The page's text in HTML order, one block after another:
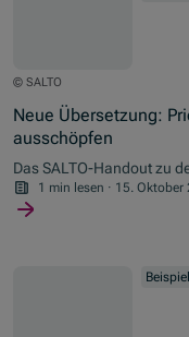
© SALTO
Neue Übersetzung:
ausschöpfen
Das SALTO-Handout zu
Deutsch verfügbar.
1 min lesen · 15. Oktober